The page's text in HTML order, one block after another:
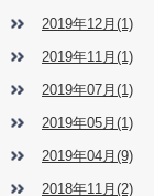
2019年12月(1)
2019年11月(1)
2019年07月(1)
2019年05月(1)
2019年04月(9)
2018年11月(2)